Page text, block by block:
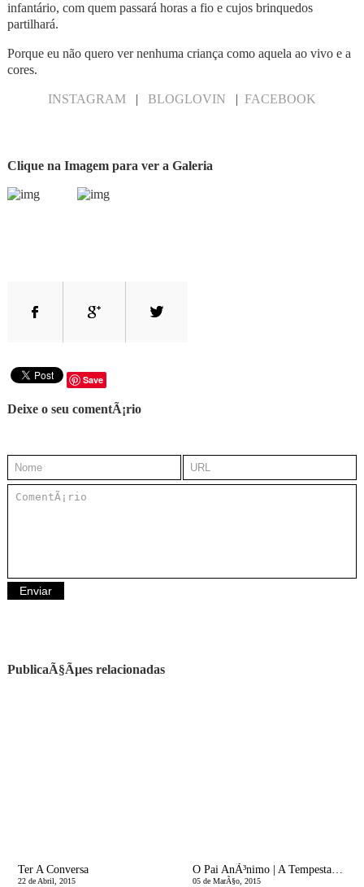
infantário, com quem passará horas a fio e cujos brinquedos
partilhará.
Porque eu não quero ver nenhuma criança como aquela ao vivo e a
cores.
INSTAGRAM| BLOGLOVIN | FACEBOOK
Clique na Imagem para ver a Galeria
Save
Deixe o seu comentÃ¡rio
PublicaÃ§Ãµes relacionadas
Ter A Conversa
22 de Abril, 2015
O Pai AnÃ³nimo | A Tempestade Perfeita
05 de MarÃ§o, 2015